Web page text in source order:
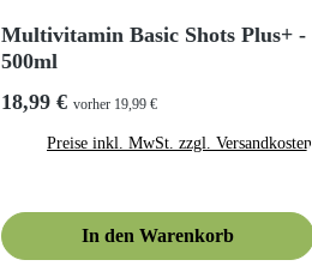
Multivitamin Basic Shots Plus+ -
500ml
Regulärer Preis:
18,99 € vorher 19,99 €
Preise inkl. MwSt. zzgl. Versandkosten
In den Warenkorb